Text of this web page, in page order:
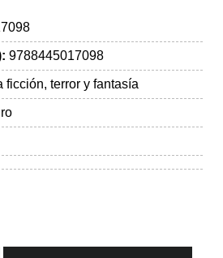
9788445017098
ficción, terror y fantasía